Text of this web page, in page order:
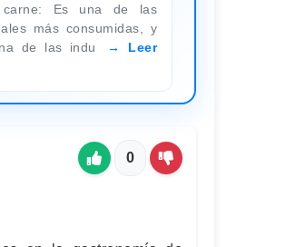
carne: Es una de las
más consumidas, y
de las indu
Leer
0